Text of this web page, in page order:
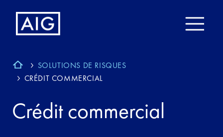
SOLUTIONS DE RISQUES
CRÉDIT COMMERCIAL
Crédit commercial